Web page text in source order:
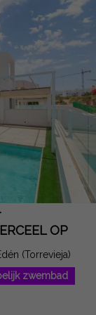
een
voor
informatie is
bevatten.
OP
(Torrevieja)
zwembad